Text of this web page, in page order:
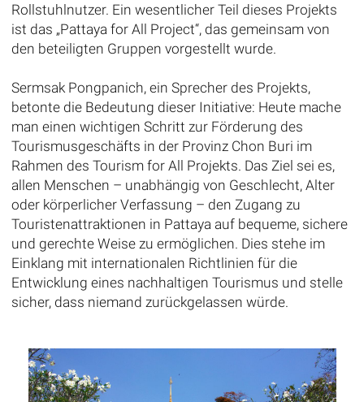
Rollstuhlnutzer. Ein wesentlicher Teil dieses Projekts
ist das „Pattaya for All Project“, das gemeinsam von
den beteiligten Gruppen vorgestellt wurde.
Sermsak Pongpanich, ein Sprecher des Projekts,
betonte die Bedeutung dieser Initiative: Heute mache
man einen wichtigen Schritt zur Förderung des
Tourismusgeschäfts in der Provinz Chon Buri im
Rahmen des Tourism for All Projekts. Das Ziel sei es,
allen Menschen – unabhängig von Geschlecht, Alter
oder körperlicher Verfassung – den Zugang zu
Touristenattraktionen in Pattaya auf bequeme, sichere
und gerechte Weise zu ermöglichen. Dies stehe im
Einklang mit internationalen Richtlinien für die
Entwicklung eines nachhaltigen Tourismus und stelle
sicher, dass niemand zurückgelassen würde.